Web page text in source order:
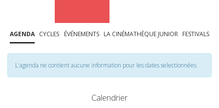
AGENDA CYCLES ÉVÉNEMENTS LA CINÉMATHÈQUE JUNIOR FESTIVALS
L'agenda ne contient aucune information pour les dates selectionnées
Calendrier